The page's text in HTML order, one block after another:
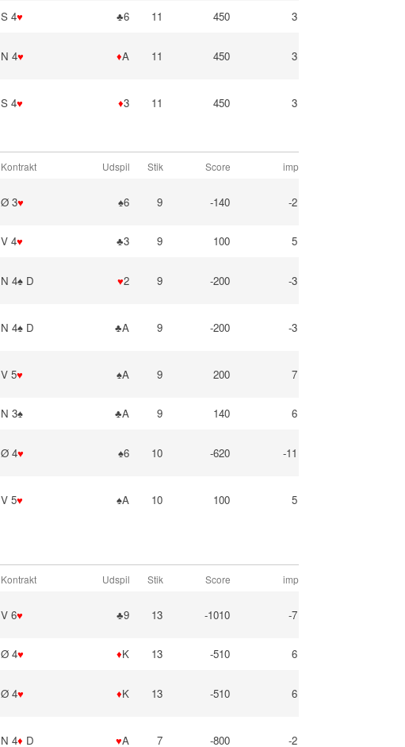
S 4♥ ♣6 11 450 3
N 4♥ ♦A 11 450 3
S 4♥ ♦3 11 450 3
Kontrakt Udspil Stik Score imp
Ø 3♥ ♠6 9 -140 -2
V 4♥ ♣3 9 100 5
N 4♠ D ♥2 9 -200 -3
N 4♠ D ♣A 9 -200 -3
V 5♥ ♠A 9 200 7
N 3♠ ♣A 9 140 6
Ø 4♥ ♠6 10 -620 -11
V 5♥ ♠A 10 100 5
Kontrakt Udspil Stik Score imp
V 6♥ ♣9 13 -1010 -7
Ø 4♥ ♦K 13 -510 6
Ø 4♥ ♦K 13 -510 6
N 4♦ D ♥A 7 -800 -2